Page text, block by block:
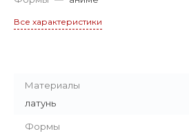
Все характеристики
Материалы
латунь
Формы